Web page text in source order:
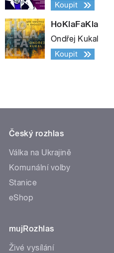
Koupit
HoKlaFaKla
Ondřej Kukal
Koupit
Český rozhlas
Válka na Ukrajině
Komunální volby
Stanice
eShop
mujRozhlas
Živé vysílání